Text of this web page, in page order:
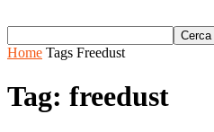
Home Tags Freedust
Tag: freedust